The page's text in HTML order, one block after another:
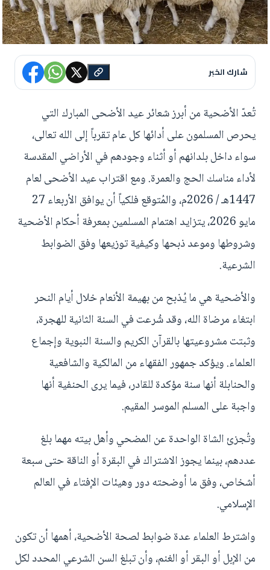
شارك الخبر
تُعدّ الأضحية من أبرز شعائر عيد الأضحى المبارك التي
يحرص المسلمون على أدائها كل عام تقرباً إلى الله تعالى،
سواء داخل بلدانهم أو أثناء وجودهم في الأراضي المقدسة
لأداء مناسك الحج والعمرة. ومع اقتراب عيد الأضحى لعام
1447هـ / 2026م، والمُتوقع فلكياً أن يوافق الأربعاء 27
مايو 2026، يتزايد اهتمام المسلمين بمعرفة أحكام الأضحية
وشروطها وموعد ذبحها وكيفية توزيعها وفق الضوابط
الشرعية.
والأضحية هي ما يُذبح من بهيمة الأنعام خلال أيام النحر
ابتغاء مرضاة الله، وقد شُرعت في السنة الثانية للهجرة،
وثبتت مشروعيتها بالقرآن الكريم والسنة النبوية وإجماع
العلماء. ويؤكد جمهور الفقهاء من المالكية والشافعية
والحنابلة أنها سنة مؤكدة للقادر، فيما يرى الحنفية أنها
واجبة على المسلم الموسر المقيم.
وتُجزئ الشاة الواحدة عن المضحي وأهل بيته مهما بلغ
عددهم، بينما يجوز الاشتراك في البقرة أو الناقة حتى سبعة
أشخاص، وفق ما أوضحته دور وهيئات الإفتاء في العالم
الإسلامي.
واشترط العلماء عدة ضوابط لصحة الأضحية، أهمها أن تكون
من الإبل أو البقر أو الغنم، وأن تبلغ السن الشرعي المحدد لكل